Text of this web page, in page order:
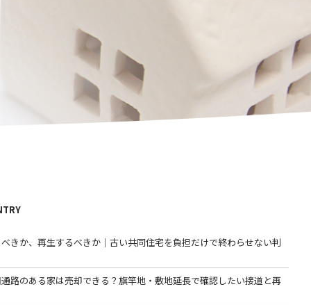
きか、再生するべきか｜古い共同住宅を負担だけで終わらせない判
通路のある家は売却できる？旗竿地・敷地延長で確認したい接道と再